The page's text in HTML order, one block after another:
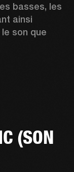
basses, les
ainsi
son que
(SON